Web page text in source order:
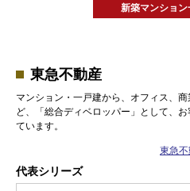
新築マンション
東急不動産
マンション・一戸建から、オフィス、
ど、「総合ディベロッパー」として、
ています。
東急
代表シリーズ